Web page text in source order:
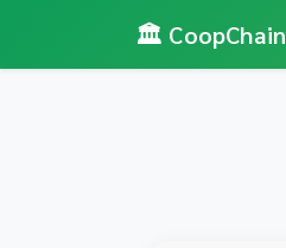
🏛️ CoopChain